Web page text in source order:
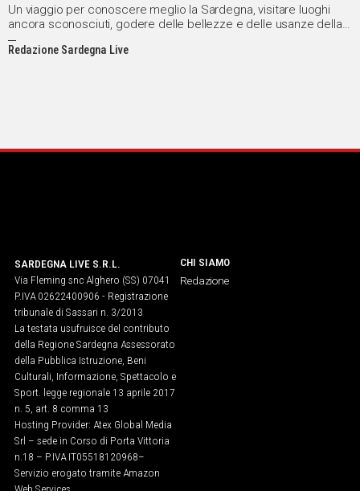
OGLIASTRA
MEDIO
CAMPIDANO
IN
STORIE
VIDEO
UNISCITI
AL CANALE
WHATSAPP
Un viaggio per conoscere meglio la Sardegna, visitare luoghi
ancora sconosciuti, godere delle bellezze e delle usanze della
nostra Terra
Redazione Sardegna Live
SARDEGNA LIVE S.R.L.
Via Fleming snc Alghero (SS) 07041
P.IVA 02622400906 - Registrazione
tribunale di Sassari n. 3/2013
La testata usufruisce del contributo
della Regione Sardegna Assessorato
della Pubblica Istruzione, Beni
Culturali, Informazione, Spettacolo e
Sport. legge regionale 13 aprile 2017
n. 5, art. 8 comma 13
Hosting Provider: Atex Global Media
Srl – sede in Corso di Porta Vittoria
n.18 – P.IVA IT05518120968​–
Servizio erogato tramite Amazon
CHI SIAMO
Redazione